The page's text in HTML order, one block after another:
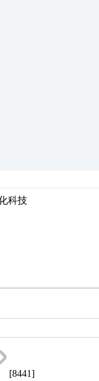
科技
[8441]